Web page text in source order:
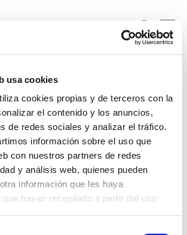
usa cookies
cookies propias y de terceros con la
el contenido y los anuncios,
de redes sociales y analizar el tráfico.
información sobre el uso que
con nuestros partners de redes
y análisis web, quienes pueden
información que les haya
que hayan recopilado a partir del uso
Soy profesional
de mis datos personales, de conformidad con lo
de Privacidad.